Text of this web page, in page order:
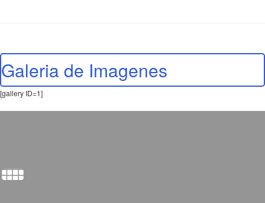
Galeria de Imagenes
[gallery ID=1]